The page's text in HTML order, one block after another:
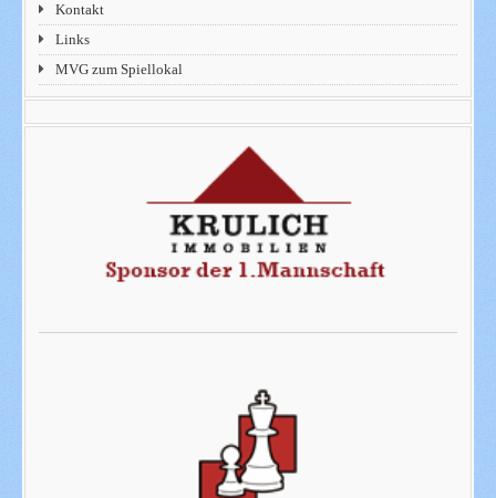
Kontakt
Links
MVG zum Spiellokal